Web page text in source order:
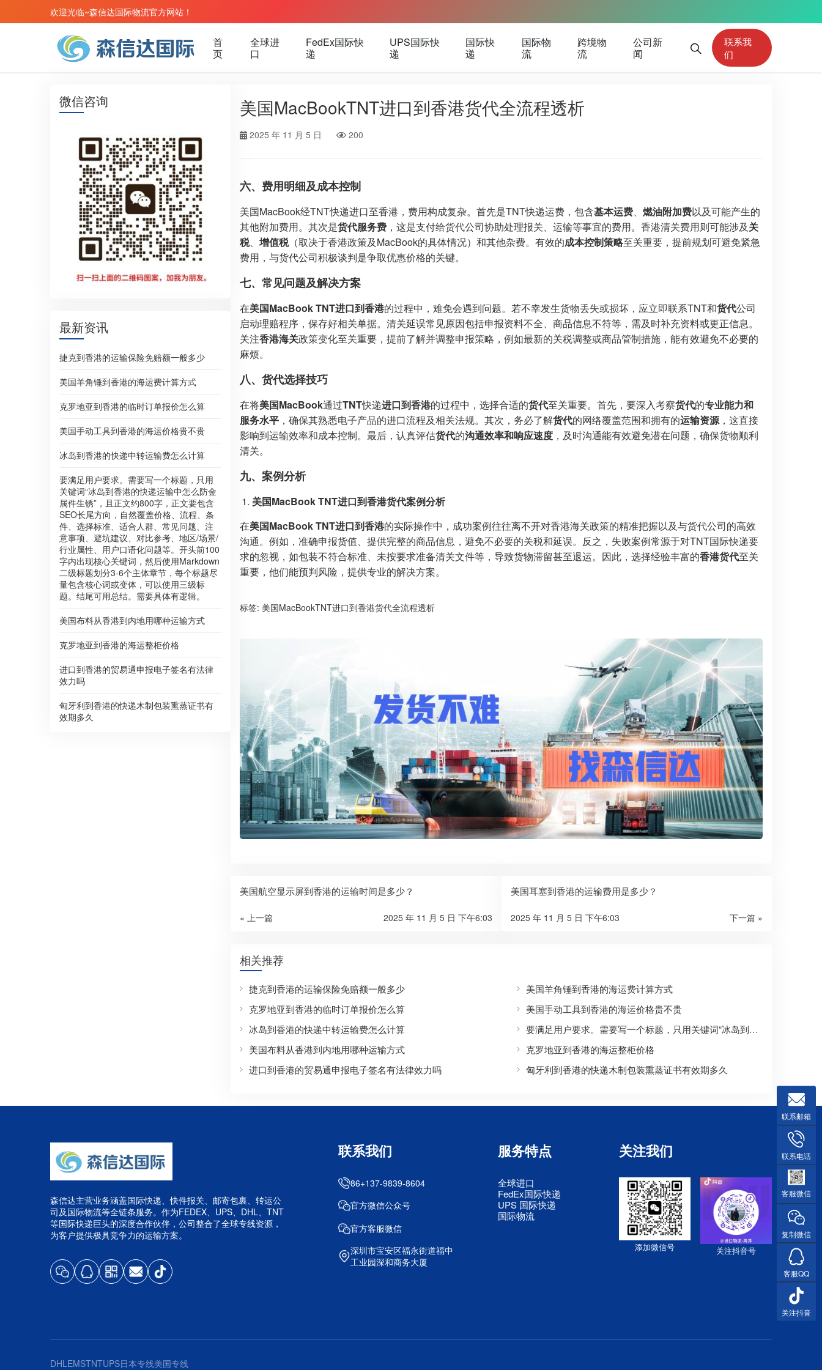
欢迎光临~森信达国际物流官方网站！
首
页
全球进
口
FedEx国际快
递
UPS国际快
递
国际快
递
国际物
流
跨境物
流
公司新
闻
联系我
们
微信咨询
最新资讯
捷克到香港的运输保险免赔额一般多少
美国羊角锤到香港的海运费计算方式
克罗地亚到香港的临时订单报价怎么算
美国手动工具到香港的海运价格贵不贵
冰岛到香港的快递中转运输费怎么计算
要满足用户要求。需要写一个标题，只用
关键词“冰岛到香港的快递运输中怎么防金
属件生锈”，且正文约800字，正文要包含
SEO长尾方向，自然覆盖价格、流程、条
件、选择标准、适合人群、常见问题、注
意事项、避坑建议、对比参考、地区/场景/
行业属性、用户口语化问题等。开头前100
字内出现核心关键词，然后使用Markdown
二级标题划分3-6个主体章节，每个标题尽
量包含核心词或变体，可以使用三级标
题。结尾可用总结。需要具体有逻辑。
美国布料从香港到内地用哪种运输方式
克罗地亚到香港的海运整柜价格
进口到香港的贸易通申报电子签名有法律
效力吗
匈牙利到香港的快递木制包装熏蒸证书有
效期多久
美国MacBookTNT进口到香港货代全流程透析
2025 年 11 月 5 日 200
六、费用明细及成本控制
美国MacBook经TNT快递进口至香港，费用构成复杂。首先是TNT快递运费，包含基本运费、 燃油附加费以及可能产生的
其他附加费用。其次是货代服务费 ，这是支付给货代公司协助处理报关、运输等事宜的费用。香港清关费用则可能涉及关
税、 增值税（取决于香港政策及MacBook的具体情况）和其他杂费。有效的成本控制策略至关重要，提前规划可避免紧急
费用，与货代公司积极谈判是争取优惠价格的关键。
七、常见问题及解决方案
在美国MacBook TNT进口到香港的过程中，难免会遇到问题。若不幸发生货物丢失或损坏，应立即联系TNT和货代公司
启动理赔程序，保存好相关单据。清关延误常见原因包括申报资料不全、商品信息不符等，需及时补充资料或更正信息。
关注香港海关政策变化至关重要，提前了解并调整申报策略，例如最新的关税调整或商品管制措施，能有效避免不必要的
麻烦。
八、货代选择技巧
在将美国MacBook通过TNT快递进口到香港的过程中，选择合适的货代至关重要。首先，要深入考察货代的专业能力和
服务水平 ，确保其熟悉电子产品的进口流程及相关法规。其次，务必了解货代的网络覆盖范围和拥有的运输资源，这直接
影响到运输效率和成本控制。最后，认真评估货代的沟通效率和响应速度 ，及时沟通能有效避免潜在问题，确保货物顺利
清关。
九、案例分析
美国MacBook TNT进口到香港货代案例分析
在美国MacBook TNT进口到香港的实际操作中，成功案例往往离不开对香港海关政策的精准把握以及与货代公司的高效
沟通。例如，准确申报货值、提供完整的商品信息，避免不必要的关税和延误。反之，失败案例常源于对TNT国际快递要
求的忽视，如包装不符合标准、未按要求准备清关文件等，导致货物滞留甚至退运。因此，选择经验丰富的香港货代至关
重要，他们能预判风险，提供专业的解决方案。
标签: 美国MacBookTNT进口到香港货代全流程透析
美国航空显示屏到香港的运输时间是多少？
« 上一篇 2025 年 11 月 5 日 下午6:03
美国耳塞到香港的运输费用是多少？
下一篇 »
2025 年 11 月 5 日 下午6:03
相关推荐
捷克到香港的运输保险免赔额一般多少
美国羊角锤到香港的海运费计算方式
克罗地亚到香港的临时订单报价怎么算
美国手动工具到香港的海运价格贵不贵
冰岛到香港的快递中转运输费怎么计算
要满足用户要求。需要写一个标题，只用关键词“冰岛到香港的快递运输中怎么防金属件生锈”，且正文约800字，正文要包含SEO长尾方向，自然覆盖价格、流程、条件、选择标准、适合人群、常见问题、注意事项、避坑建议、对比参考、地区/场景/行业属性、用户口语化问题等。开头前100字内出现核心关键词，然后使用Markdown二级标题划分3-6个主体章节，每个标题尽量包含核心词或变体，可以使用三级标题。结尾可用总结。需要具体有逻辑。
美国布料从香港到内地用哪种运输方式
克罗地亚到香港的海运整柜价格
进口到香港的贸易通申报电子签名有法律效力吗
匈牙利到香港的快递木制包装熏蒸证书有效期多久
森信达主营业务涵盖国际快递、快件报关、邮寄包裹、转运公
司及国际物流等全链条服务。作为FEDEX、UPS、DHL、TNT
等国际快递巨头的深度合作伙伴，公司整合了全球专线资源，
为客户提供极具竞争力的运输方案。
联系我们
86+137-9839-8604
官方微信公众号
官方客服微信
深圳市宝安区福永街道福中
工业园深和商务大厦
服务特点
全球进口
FedEx国际快递
UPS 国际快递
国际物流
关注我们
添加微信号 关注抖音号
DHL EMSTNTUPS日本专线美国专线
联系邮箱
联系电话
客服微信
复制微信
客服QQ
关注抖音